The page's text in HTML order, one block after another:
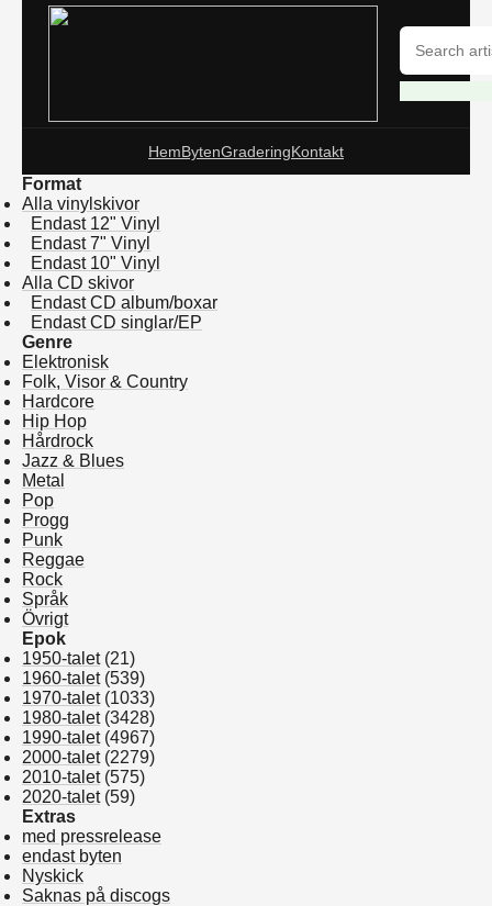
HemBytenGraderingKontakt
Format
Alla vinylskivor
Endast 12" Vinyl
Endast 7" Vinyl
Endast 10" Vinyl
Alla CD skivor
Endast CD album/boxar
Endast CD singlar/EP
Genre
Elektronisk
Folk, Visor & Country
Hardcore
Hip Hop
Hårdrock
Jazz & Blues
Metal
Pop
Progg
Punk
Reggae
Rock
Språk
Övrigt
Epok
1950-talet(21)
1960-talet(539)
1970-talet(1033)
1980-talet(3428)
1990-talet(4967)
2000-talet(2279)
2010-talet(575)
2020-talet(59)
Extras
med pressrelease
endast byten
Nyskick
Saknas på discogs